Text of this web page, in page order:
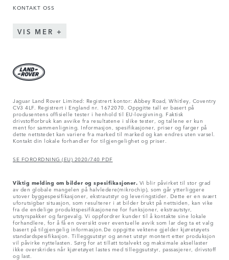
KONTAKT OSS
VIS MER
Jaguar Land Rover Limited: Registrert kontor: Abbey Road, Whitley, Coventry
CV3 4LF. Registrert i England nr. 1672070. Oppgitte tall er basert på
produsentens offisielle tester i henhold til EU-lovgivning. Faktisk
drivstofforbruk kan avvike fra resultatene i slike tester, og tallene er kun
ment for sammenligning. Informasjon, spesifikasjoner, priser og farger på
dette nettstedet kan variere fra marked til marked og kan endres uten varsel.
Kontakt din lokale forhandler for tilgjengelighet og priser.
SE FORORDNING (EU) 2020/740 PDF
Viktig melding om bilder og spesifikasjoner. Vi blir påvirket til stor grad
av den globale mangelen på halvledere(mikrochip), som går ytterliggere
utover byggespesifikasjoner, ekstrautstyr og leveringstider. Dette er en svært
uforutsigbar situasjon, som resulterer i at bilder brukt på nettsiden, kan vike
fra de endelige produktspesifikasjonene for funksjoner, ekstrautstyr,
utstyrspakker og fargevalg. Vi oppfordrer kunder til å kontakte sine lokale
forhandlere, for å få en oversikt over eventuelle avvik som lar deg ta et valg
basert på tilgjengelig informasjon.De oppgitte vektene gjelder kjøretøyets
standardspesifikasjon. Tilleggsutstyr og annet utstyr montert etter produksjon
vil påvirke nyttelasten. Sørg for at tillatt totalvekt og maksimale aksellaster
ikke overskrides når kjøretøyet lastes med tilleggsutstyr, passasjerer, drivstoff
og last.